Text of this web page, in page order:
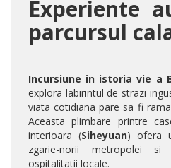
Experiente
parcursul
Incursiune in istoria vie a
explora labirintul de strazi
viata cotidiana pare sa fi
Aceasta plimbare printre
interioara (Siheyuan) ofera
zgarie-norii metropolei
ospitalitatii locale.